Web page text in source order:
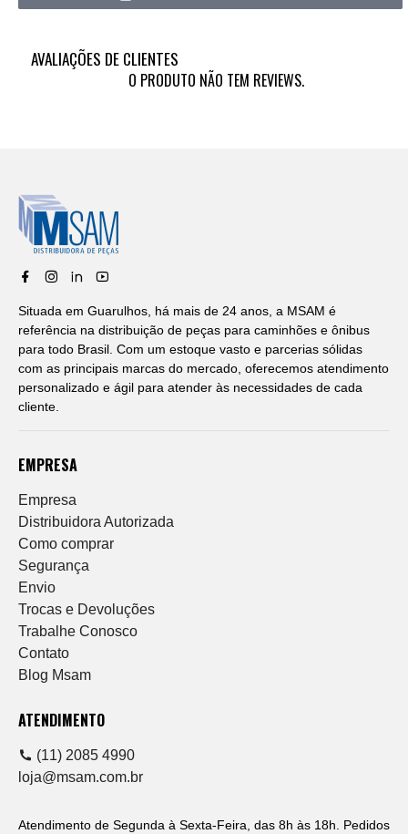
AVALIAÇÕES DE CLIENTES
O PRODUTO NÃO TEM REVIEWS.
Situada em Guarulhos, há mais de 24 anos, a MSAM é
referência na distribuição de peças para caminhões e ônibus
para todo Brasil. Com um estoque vasto e parcerias sólidas
com as principais marcas do mercado, oferecemos atendimento
personalizado e ágil para atender às necessidades de cada
cliente.
EMPRESA
Empresa
Distribuidora Autorizada
Como comprar
Segurança
Envio
Trocas e Devoluções
Trabalhe Conosco
Contato
Blog Msam
ATENDIMENTO
(11) 2085 4990
loja@msam.com.br
Atendimento de Segunda à Sexta-Feira, das 8h às 18h. Pedidos